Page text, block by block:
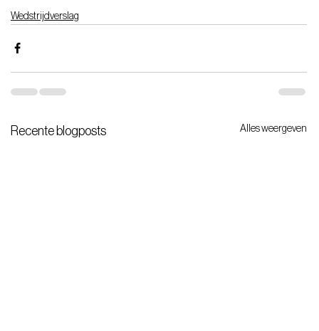
Wedstrijdverslag
Recente blogposts Alles weergeven